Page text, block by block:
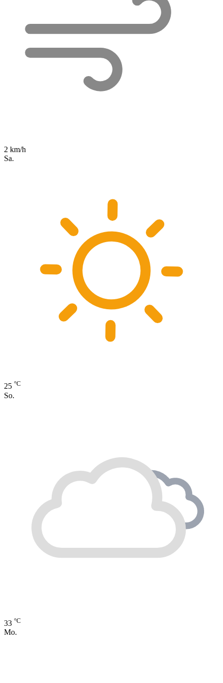
2 km/h
Sa.
25 °C
So.
33 °C
Mo.